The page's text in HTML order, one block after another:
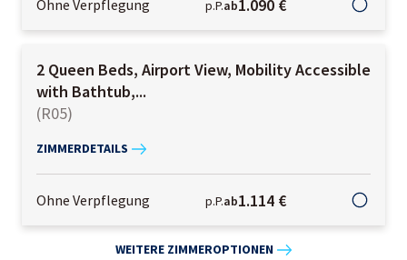
Ohne Verpflegung p.P.ab1.090 €
2 Queen Beds, Airport View, Mobility Accessible
with Bathtub,...
(R05)
ZIMMERDETAILS
Ohne Verpflegung p.P.ab1.114 €
WEITERE ZIMMEROPTIONEN